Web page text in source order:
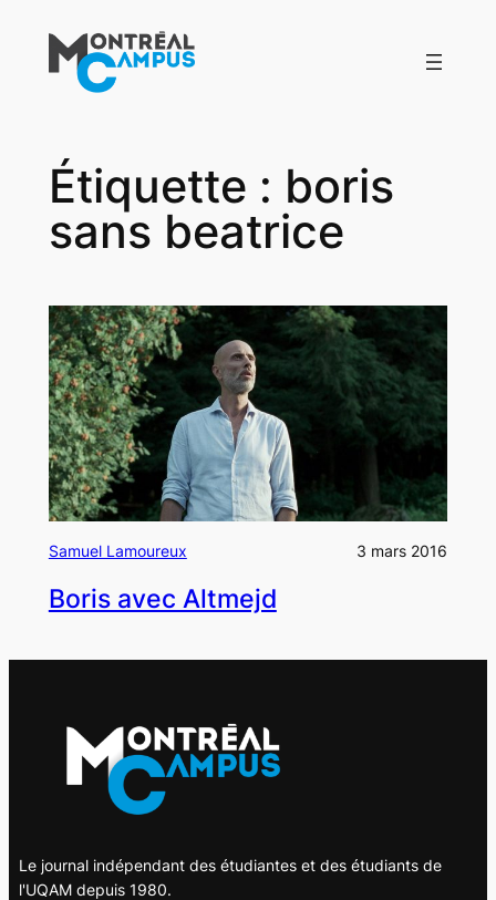
contenu
Étiquette : boris
sans beatrice
Samuel Lamoureux 3 mars 2016
Boris avec Altmejd
Le journal indépendant des étudiantes et des étudiants de
l'UQAM depuis 1980.